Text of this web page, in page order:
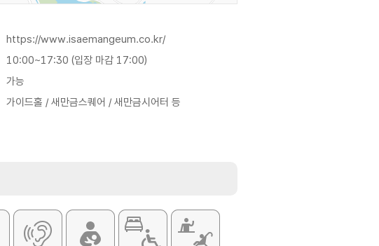
https://www.isaemangeum.co.kr/
10:00~17:30 (입장 마감 17:00)
가능
가이드홀 / 새만금스퀘어 / 새만금시어터 등